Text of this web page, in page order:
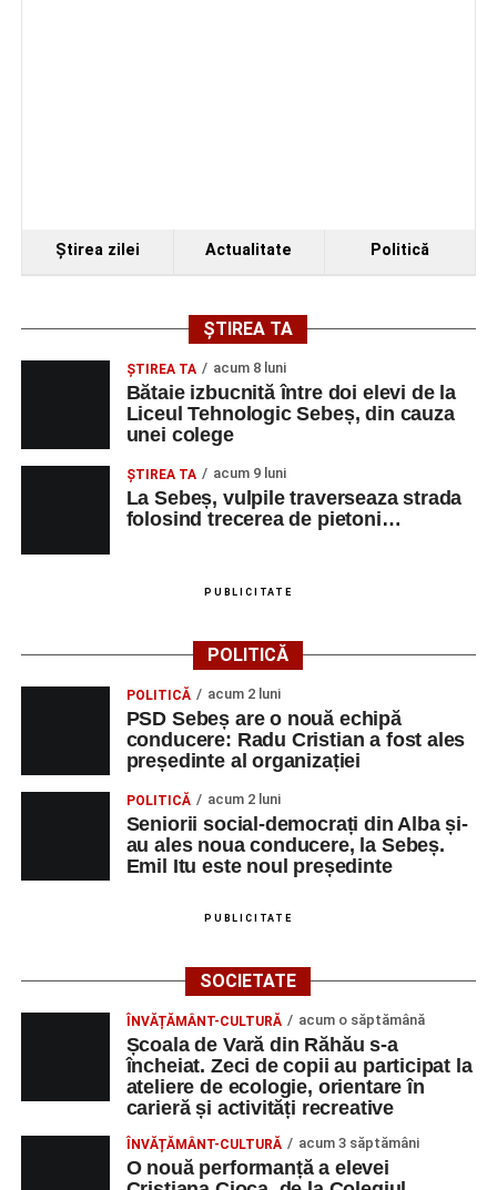
reprezintă doar începutul unei serii de concerte care vor
avea loc pe parcursul taberei, oferind comunității din
și de a lua parte la un veritabil schimb cultural prin
Adaugă-ne ca sursă preferată
Urmărește-ne pe Google News
iluminatului public pe timpul nopții, în contextul
apelului la economii al Guvernului Bolojan
Duminică, 23 august 2026, Râpa Roșie găzduiește
cea de-a III-a ediție a concursului „CicloAventurier
de Sebeș”
Primul concert din cadrul String Symphonic Camp
2026 a adus emoție și aplauze la Sebeș
Ştirea zilei Actualitate Politică
ȘTIREA TA
ŞTIREA TA acum 8 luni
Bătaie izbucnită între doi elevi de la
Liceul Tehnologic Sebeș, din cauza
unei colege
ŞTIREA TA acum 9 luni
La Sebeș, vulpile traverseaza strada
folosind trecerea de pietoni…
PUBLICITATE
POLITICĂ
POLITICĂ acum 2 luni
PSD Sebeș are o nouă echipă
conducere: Radu Cristian a fost ales
președinte al organizației
POLITICĂ acum 2 luni
Seniorii social-democrați din Alba și-
au ales noua conducere, la Sebeș.
Emil Itu este noul președinte
PUBLICITATE
SOCIETATE
ÎNVĂȚĂMÂNT-CULTURĂ acum o săptămână
Școala de Vară din Răhău s-a
încheiat. Zeci de copii au participat la
ateliere de ecologie, orientare în
carieră și activități recreative
ÎNVĂȚĂMÂNT-CULTURĂ acum 3 săptămâni
O nouă performanță a elevei